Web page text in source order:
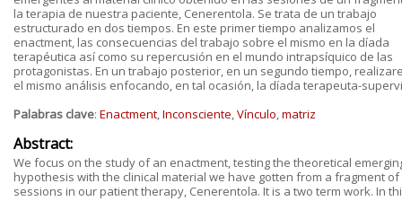
la terapia de nuestra paciente, Cenerentola. Se trata de un trabajo
estructurado en dos tiempos. En este primer tiempo analizamos el
enactment, las consecuencias del trabajo sobre el mismo en la díada
terapéutica así como su repercusión en el mundo intrapsíquico de las
protagonistas. En un trabajo posterior, en un segundo tiempo,
el mismo análisis enfocando, en tal ocasión, la díada terapeuta-
Palabras clave: Enactment,Inconsciente,Vínculo,matriz
Abstract:
We focus on the study of an enactment, testing the theoretical
hypothesis with the clinical material we have gotten from a fragment
sessions in our patient therapy, Cenerentola. It is a two term work. In